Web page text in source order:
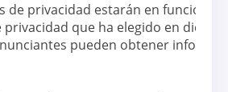
de privacidad estarán en función a
que ha elegido en
pueden obtener